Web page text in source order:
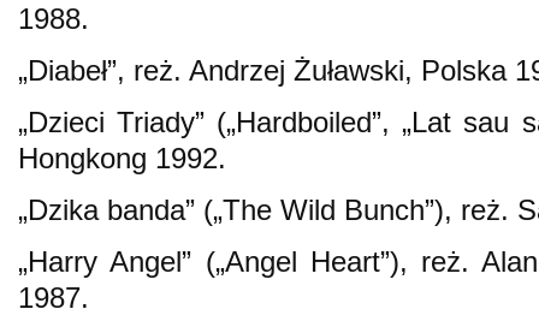
1988.
„Diabeł”, reż. Andrzej Żuławski, Polska
„Dzieci Triady” („Hardboiled”, „Lat
Hongkong 1992.
„Dzika banda” („The Wild Bunch”), reż.
„Harry Angel” („Angel Heart”), reż.
1987.